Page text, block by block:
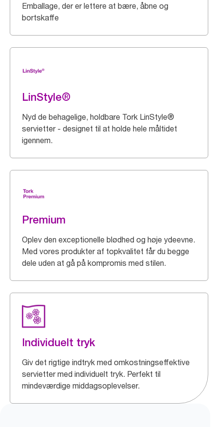
Emballage, der er lettere at bære, åbne og
bortskaffe
LinStyle®
Nyd de behagelige, holdbare Tork LinStyle®
servietter - designet til at holde hele måltidet
igennem.
Premium
Oplev den exceptionelle blødhed og høje ydeevne.
Med vores produkter af topkvalitet får du begge
dele uden at gå på kompromis med stilen.
Individuelt tryk
Giv det rigtige indtryk med omkostningseffektive
servietter med individuelt tryk. Perfekt til
mindeværdige middagsoplevelser.